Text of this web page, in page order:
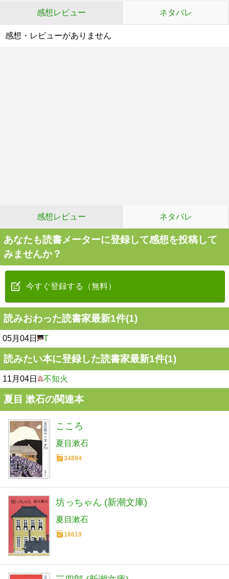
感想レビュー ネタバレ
感想・レビューがありません
感想レビュー ネタバレ
あなたも読書メーターに登録して感想を投稿して
みませんか？
今すぐ登録する（無料）
読みおわった読書家最新1件(1)
05月04日 T
読みたい本に登録した読書家最新1件(1)
11月04日 不知火
夏目 漱石の関連本
こころ
夏目漱石
34894
坊っちゃん (新潮文庫)
夏目漱石
16619